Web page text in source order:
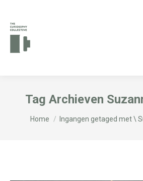
Tag Archieven
Je bent hier:
Home Ingangen getaged met \